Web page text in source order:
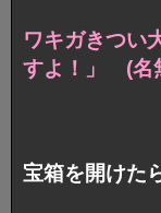
ワキガきつい
すよ！」 (名
宝箱を開けた